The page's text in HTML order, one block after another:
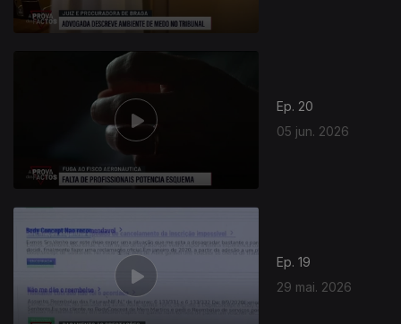
Ep. 20
05 jun. 2026
Ep. 19
29 mai. 2026